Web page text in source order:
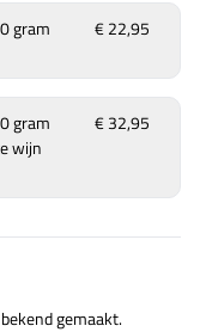
gram
€ 22,95
gram
wijn
€ 32,95
gemaakt.